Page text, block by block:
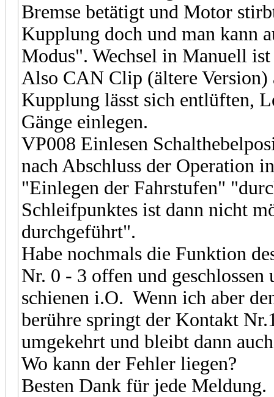
Bremse betätigt und Motor
Kupplung doch und man kann
Modus". Wechsel in Manuell
Also CAN Clip (ältere
Kupplung lässt sich entlüften,
Gänge einlegen.
VP008 Einlesen
nach Abschluss der Operation
"Einlegen der Fahrstufen"
Schleifpunktes ist dann nicht
durchgeführt".
Habe nochmals die Funktion
Nr. 0 - 3 offen und
schienen i.O. Wenn ich aber
berühre springt der Kontakt
umgekehrt und bleibt dann
Wo kann der Fehler liegen?
Besten Dank für jede Meldung.